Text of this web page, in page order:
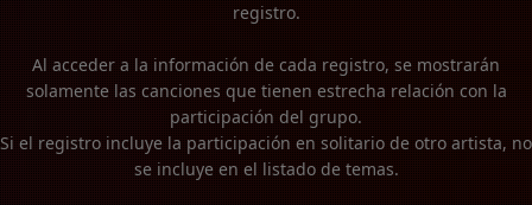
registro.
Al acceder a la información de cada registro, se mostrarán
solamente las canciones que tienen estrecha relación con la
participación del grupo.
Si el registro incluye la participación en solitario de otro artista, no
se incluye en el listado de temas.